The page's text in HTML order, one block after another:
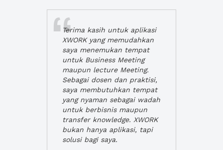
Terima kasih untuk aplikasi
XWORK yang memudahkan
saya menemukan tempat
untuk Business Meeting
maupun lecture Meeting.
Sebagai dosen dan praktisi,
saya membutuhkan tempat
yang nyaman sebagai wadah
untuk berbisnis maupun
transfer knowledge. XWORK
bukan hanya aplikasi, tapi
solusi bagi saya.